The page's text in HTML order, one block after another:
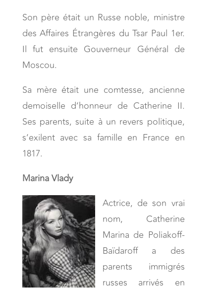
Son père était un Russe noble, ministre
des Affaires Étrangères du Tsar Paul 1er.
Il fut ensuite Gouverneur Général de
Moscou.
Sa mère était une comtesse, ancienne
demoiselle d’honneur de Catherine II.
Ses parents, suite à un revers politique,
s’exilent avec sa famille en France en
1817.
Marina Vlady
Actrice, de son vrai
nom, Catherine
Marina de Poliakoff-
Baïdaroff a des
parents immigrés
russes arrivés en